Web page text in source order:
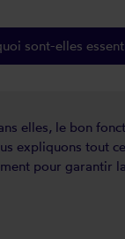
sont-elles
elles, le bon
expliquons tout
pour garantir